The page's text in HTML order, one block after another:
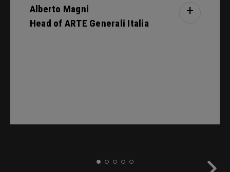
Alberto Magni
Head of ARTE Generali Italia
+